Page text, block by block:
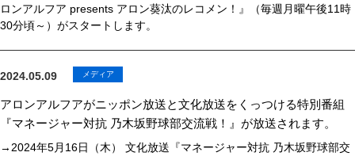
ロンアルフア presents アロン葵汰のレコメン！』（毎週月曜午後11時
30分頃～）がスタートします。
2024.05.09 メディア
アロンアルフアがニッポン放送と文化放送をくっつける特別番組
『マネージャー対抗 乃木坂野球部交流戦！』が放送されます。
→2024年5月16日（木） 文化放送『マネージャー対抗 乃木坂野球部交